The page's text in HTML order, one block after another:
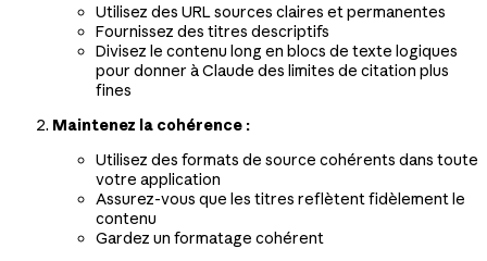
Utilisez des URL sources claires et permanentes
Fournissez des titres descriptifs
Divisez le contenu long en blocs de texte logiques
pour donner à Claude des limites de citation plus
fines
Maintenez la cohérence :
Utilisez des formats de source cohérents dans toute
votre application
Assurez-vous que les titres reflètent fidèlement le
contenu
Gardez un formatage cohérent